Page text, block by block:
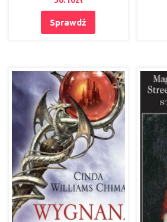
Sprawdź